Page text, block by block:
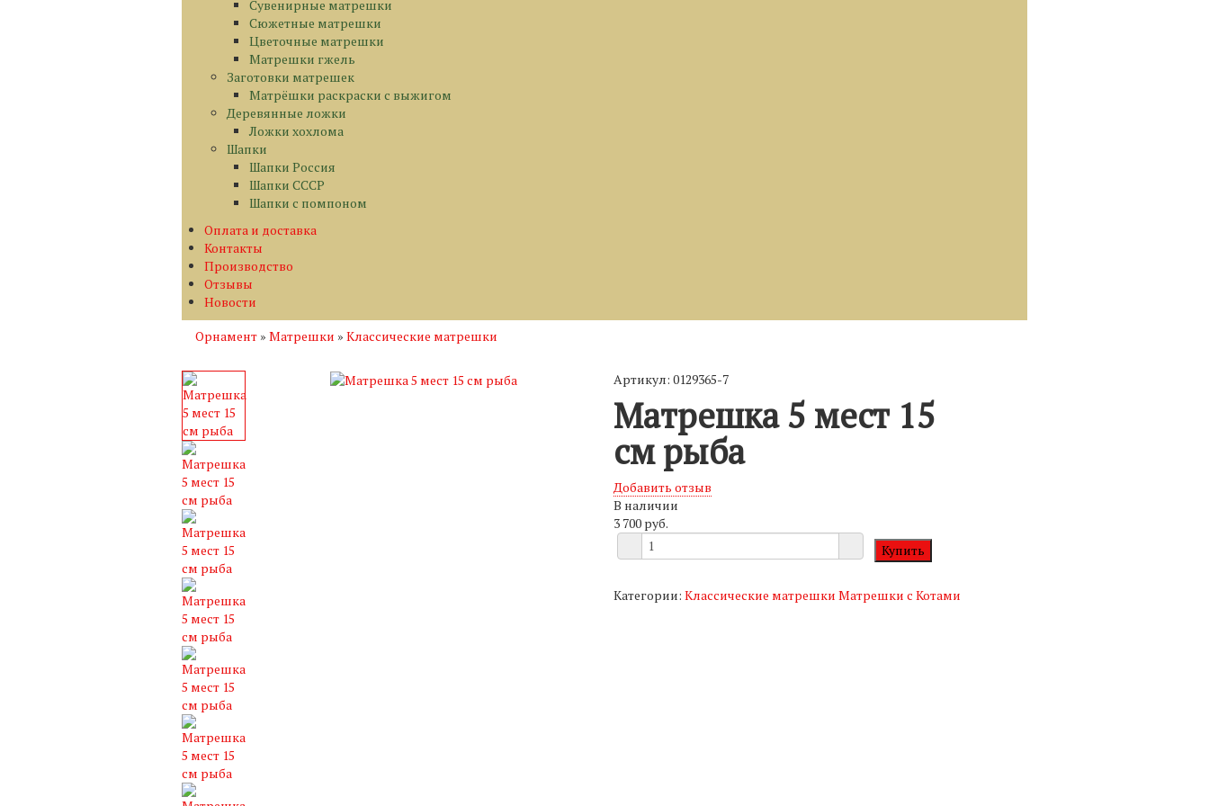
Сувенирные матрешки
Сюжетные матрешки
Цветочные матрешки
Матрешки гжель
Заготовки матрешек
Матрёшки раскраски с выжигом
Деревянные ложки
Ложки хохлома
Шапки
Шапки Россия
Шапки СССР
Шапки с помпоном
Оплата и доставка
Контакты
Производство
Отзывы
Новости
Орнамент » Матрешки » Классические матрешки
Артикул: 0129365-7
Матрешка 5 мест 15
см рыба
Добавить отзыв
В наличии
3 700 руб.
Категории: Классические матрешки Матрешки с Котами